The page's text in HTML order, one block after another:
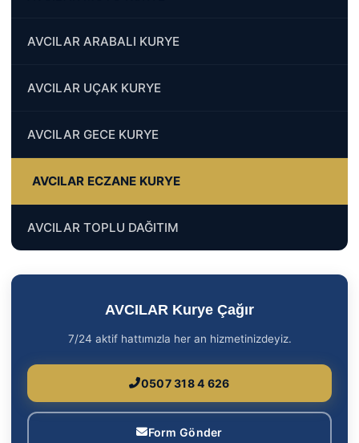
AVCILAR ARABALI KURYE
AVCILAR UÇAK KURYE
AVCILAR GECE KURYE
AVCILAR ECZANE KURYE
AVCILAR TOPLU DAĞITIM
AVCILAR Kurye Çağır
7/24 aktif hattımızla her an hizmetinizdeyiz.
0507 318 4 626
Form Gönder